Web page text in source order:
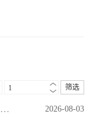
1 筛选
国务院国资委党委传达学习贯彻中央政治局会议精神和习近平总书记近期重要讲话精神 2026-08-03